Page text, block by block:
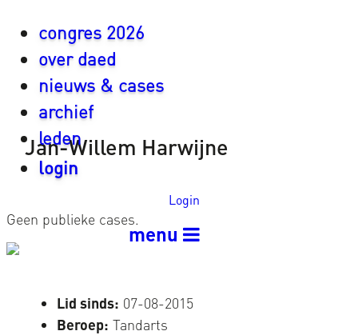
congres 2026
over daed
nieuws & cases
archief
leden
login
Login
menu
Jan-Willem Harwijne
Geen publieke cases.
Lid sinds: 07-08-2015
Beroep: Tandarts